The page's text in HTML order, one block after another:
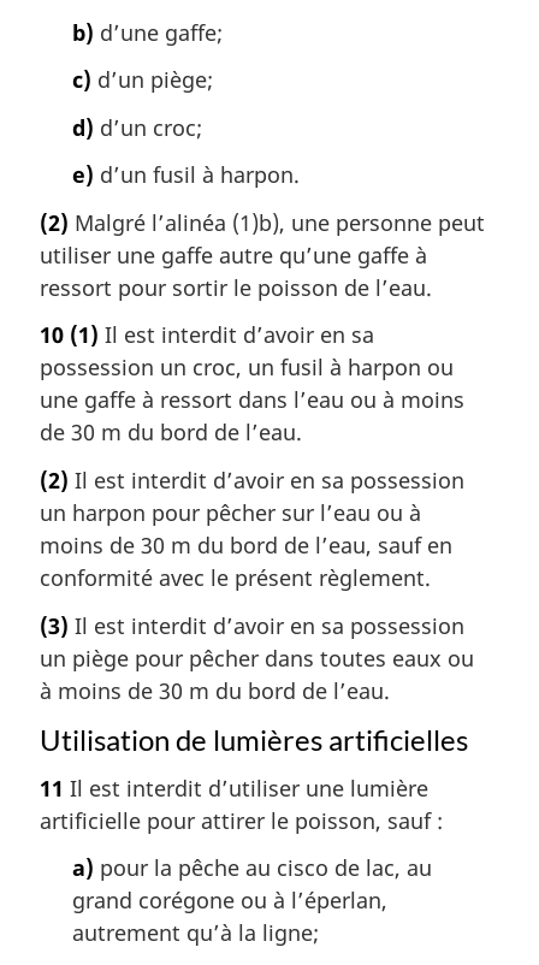
b) d’une gaffe;
c) d’un piège;
d) d’un croc;
e) d’un fusil à harpon.
(2) Malgré l’alinéa (1)b), une personne peut
utiliser une gaffe autre qu’une gaffe à
ressort pour sortir le poisson de l’eau.
10 (1) Il est interdit d’avoir en sa
possession un croc, un fusil à harpon ou
une gaffe à ressort dans l’eau ou à moins
de 30 m du bord de l’eau.
(2) Il est interdit d’avoir en sa possession
un harpon pour pêcher sur l’eau ou à
moins de 30 m du bord de l’eau, sauf en
conformité avec le présent règlement.
(3) Il est interdit d’avoir en sa possession
un piège pour pêcher dans toutes eaux ou
à moins de 30 m du bord de l’eau.
Utilisation de lumières artificielles
11 Il est interdit d’utiliser une lumière
artificielle pour attirer le poisson, sauf :
a) pour la pêche au cisco de lac, au
grand corégone ou à l’éperlan,
autrement qu’à la ligne;